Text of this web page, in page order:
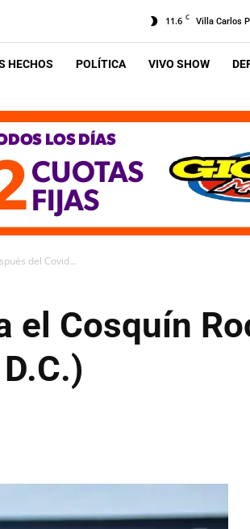
11.6 C Villa Carlos
HECHOS POLÍTICA VIVO SHOW
del Covid...
el Cosquín